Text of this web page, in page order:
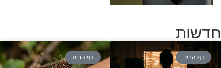
חדשות
דף הבית דף הבית